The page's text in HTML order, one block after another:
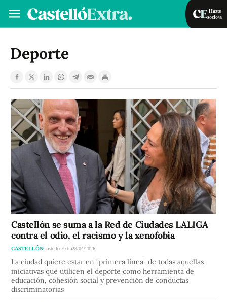
Hazte
socio/a
VA
Deporte
Castellón se suma a la Red de Ciudades LALIGA
contra el odio, el racismo y la xenofobia
CASTELLÓNCastelló Extra28/04/2026
La ciudad quiere estar en "primera línea" de todas aquellas
iniciativas que utilicen el deporte como herramienta de
educación, cohesión social y prevención de conductas
discriminatorias